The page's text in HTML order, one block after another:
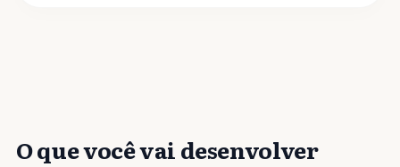
O que você vai desenvolver